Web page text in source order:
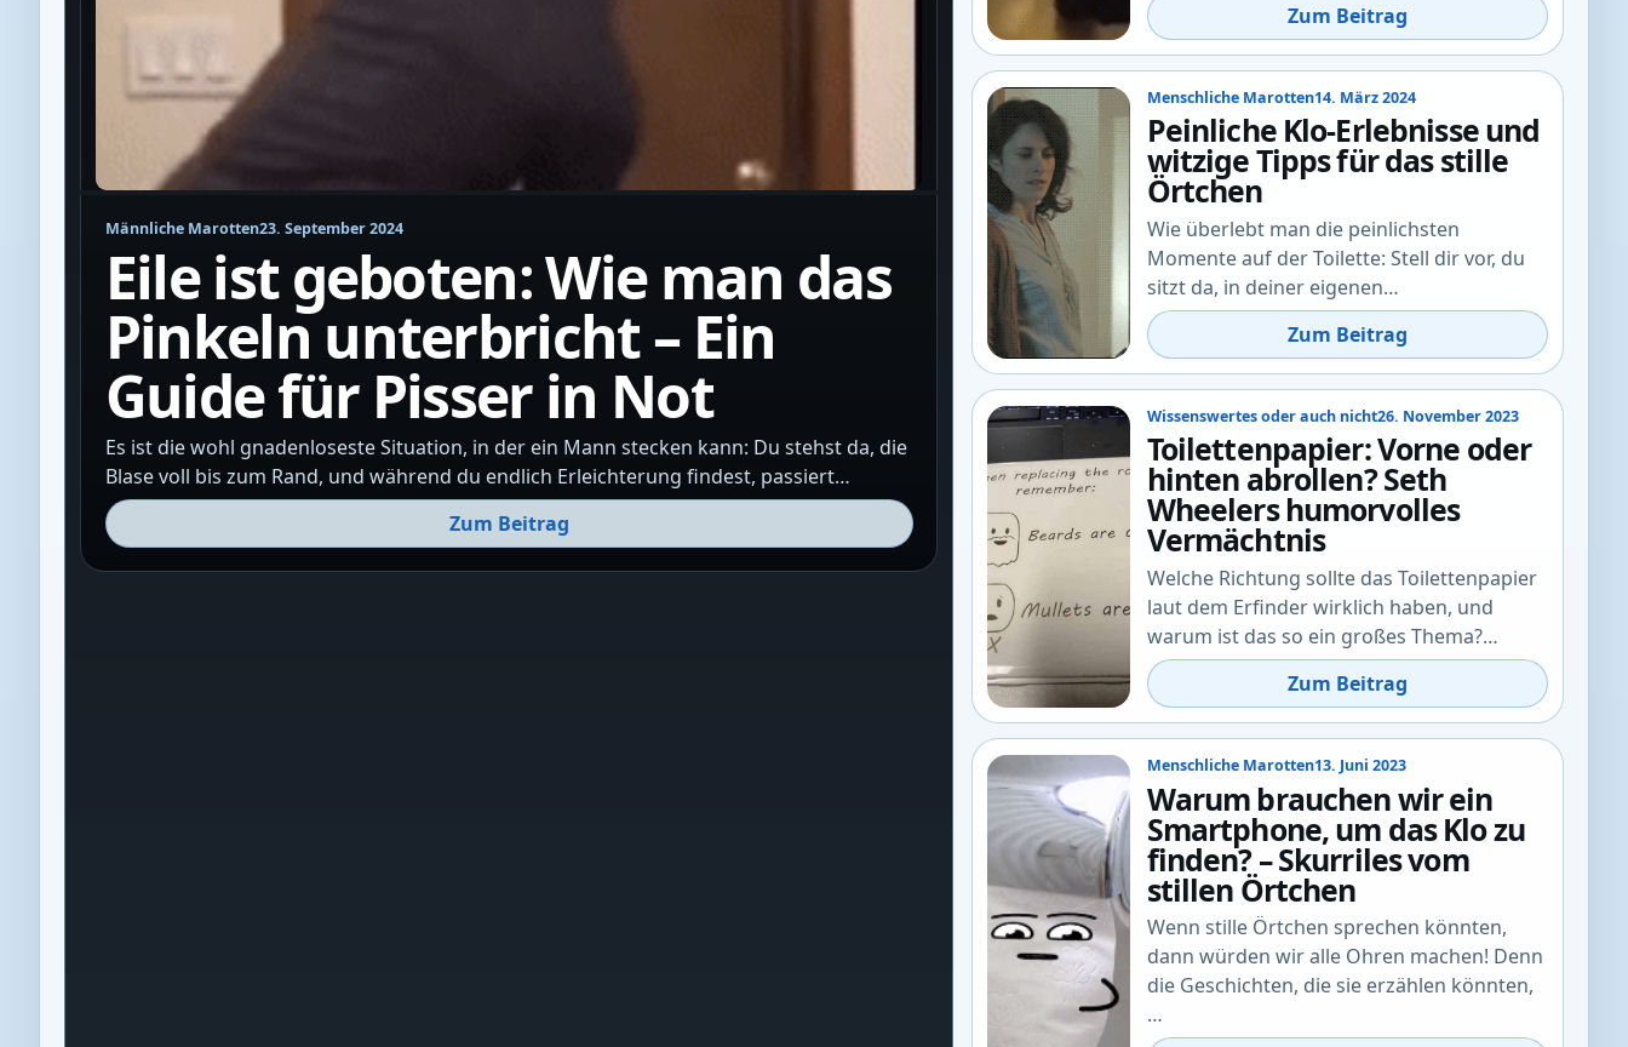
Männliche Marotten23. September 2024
Eile ist geboten: Wie man das
Pinkeln unterbricht – Ein
Guide für Pisser in Not
Es ist die wohl gnadenloseste Situation, in der ein Mann stecken kann: Du stehst da, die
Blase voll bis zum Rand, und während du endlich Erleichterung findest, passiert…
Zum Beitrag
Zum Beitrag
Menschliche Marotten14. März 2024
Peinliche Klo-Erlebnisse und
witzige Tipps für das stille
Örtchen
Wie überlebt man die peinlichsten
Momente auf der Toilette: Stell dir vor, du
sitzt da, in deiner eigenen…
Zum Beitrag
Wissenswertes oder auch nicht26. November 2023
Toilettenpapier: Vorne oder
hinten abrollen? Seth
Wheelers humorvolles
Vermächtnis
Welche Richtung sollte das Toilettenpapier
laut dem Erfinder wirklich haben, und
warum ist das so ein großes Thema?…
Zum Beitrag
Menschliche Marotten13. Juni 2023
Warum brauchen wir ein
Smartphone, um das Klo zu
finden? – Skurriles vom
stillen Örtchen
Wenn stille Örtchen sprechen könnten,
dann würden wir alle Ohren machen! Denn
die Geschichten, die sie erzählen könnten,
…